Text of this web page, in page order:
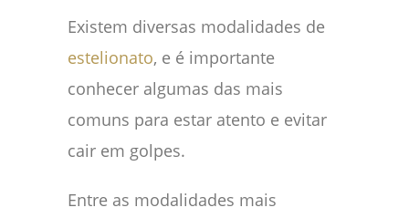
Existem diversas modalidades de
estelionato, e é importante
conhecer algumas das mais
comuns para estar atento e evitar
cair em golpes.
Entre as modalidades mais